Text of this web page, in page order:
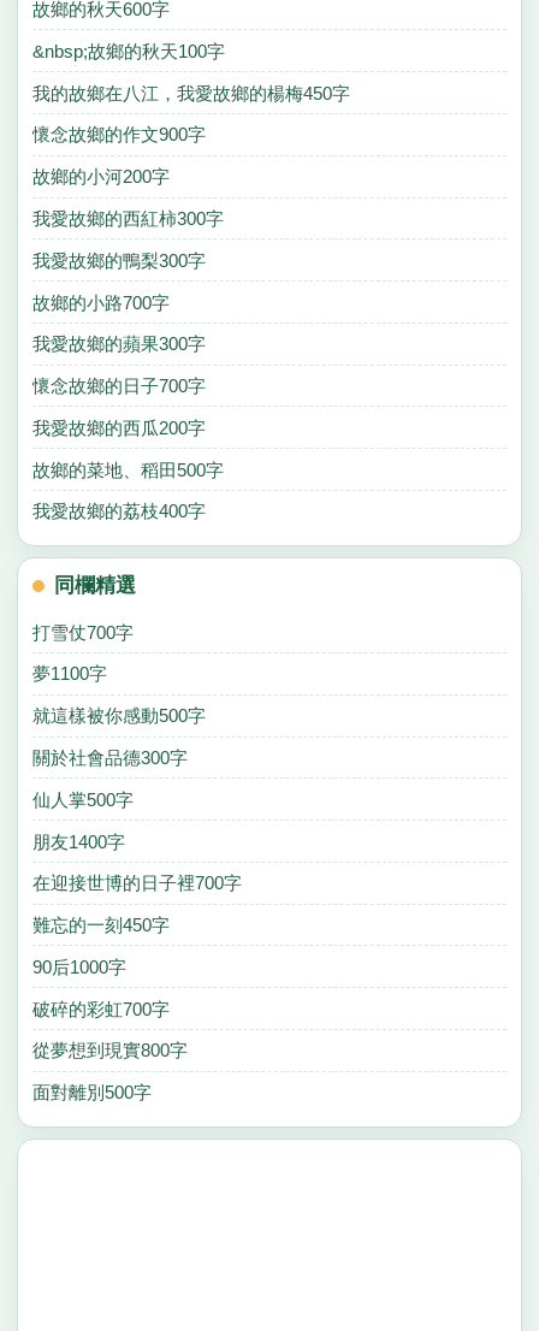
故鄉的秋天600字
&nbsp;故鄉的秋天100字
我的故鄉在八江，我愛故鄉的楊梅450字
懷念故鄉的作文900字
故鄉的小河200字
我愛故鄉的西紅柿300字
我愛故鄉的鴨梨300字
故鄉的小路700字
我愛故鄉的蘋果300字
懷念故鄉的日子700字
我愛故鄉的西瓜200字
故鄉的菜地、稻田500字
我愛故鄉的荔枝400字
同欄精選
打雪仗700字
夢1100字
就這樣被你感動500字
關於社會品德300字
仙人掌500字
朋友1400字
在迎接世博的日子裡700字
難忘的一刻450字
90后1000字
破碎的彩虹700字
從夢想到現實800字
面對離別500字